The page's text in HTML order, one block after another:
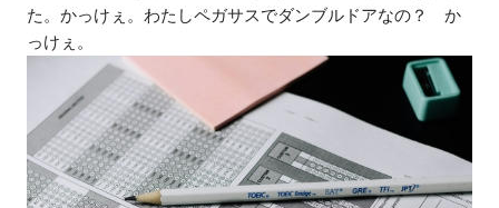
た。かっけぇ。わたしペガサスでダンブルドアなの？ か
っけぇ。